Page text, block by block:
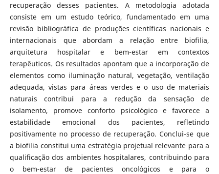
recuperação desses pacientes. A metodologia adotada
consiste em um estudo teórico, fundamentado em uma
revisão bibliográfica de produções científicas nacionais e
internacionais que abordam a relação entre biofilia,
arquitetura hospitalar e bem-estar em contextos
terapêuticos. Os resultados apontam que a incorporação de
elementos como iluminação natural, vegetação, ventilação
adequada, vistas para áreas verdes e o uso de materiais
naturais contribui para a redução da sensação de
isolamento, promove conforto psicológico e favorece a
estabilidade emocional dos pacientes, refletindo
positivamente no processo de recuperação. Conclui-se que
a biofilia constitui uma estratégia projetual relevante para a
qualificação dos ambientes hospitalares, contribuindo para
o bem-estar de pacientes oncológicos e para o